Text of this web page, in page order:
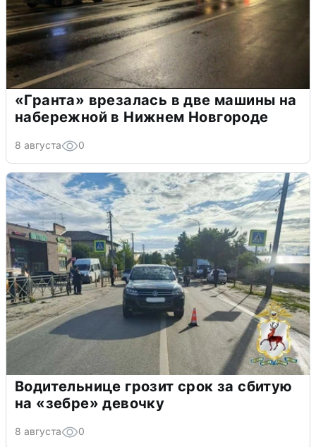
«Гранта» врезалась в две машины на
набережной в Нижнем Новгороде
8 августа 0
Водительнице грозит срок за сбитую
на «зебре» девочку
8 августа 0